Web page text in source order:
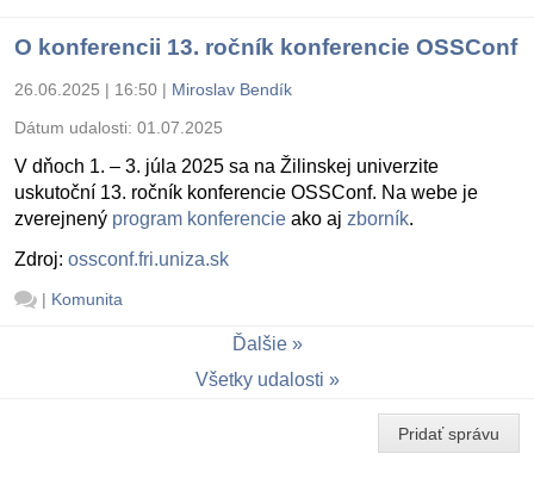
O konferencii 13. ročník konferencie OSSConf
26.06.2025 | 16:50 | Miroslav Bendík
Dátum udalosti: 01.07.2025
V dňoch 1. – 3. júla 2025 sa na Žilinskej univerzite
uskutoční 13. ročník konferencie OSSConf. Na webe je
zverejnený program konferencie ako aj zborník.
Zdroj: ossconf.fri.uniza.sk
| Komunita
Ďalšie
Všetky udalosti
Pridať správu